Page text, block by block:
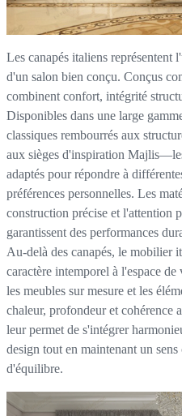
Les canapés italiens représentent
d'un salon bien conçu. Conçus
combinent confort, intégrité
Disponibles dans une large
classiques rembourrés aux
aux sièges d'inspiration
adaptés pour répondre à
préférences personnelles. Les
construction précise et l'attention
garantissent des performances
Au-delà des canapés, le mobilier
caractère intemporel à l'espace
les meubles sur mesure et les
chaleur, profondeur et cohérence
leur permet de s'intégrer
design tout en maintenant un
d'équilibre.